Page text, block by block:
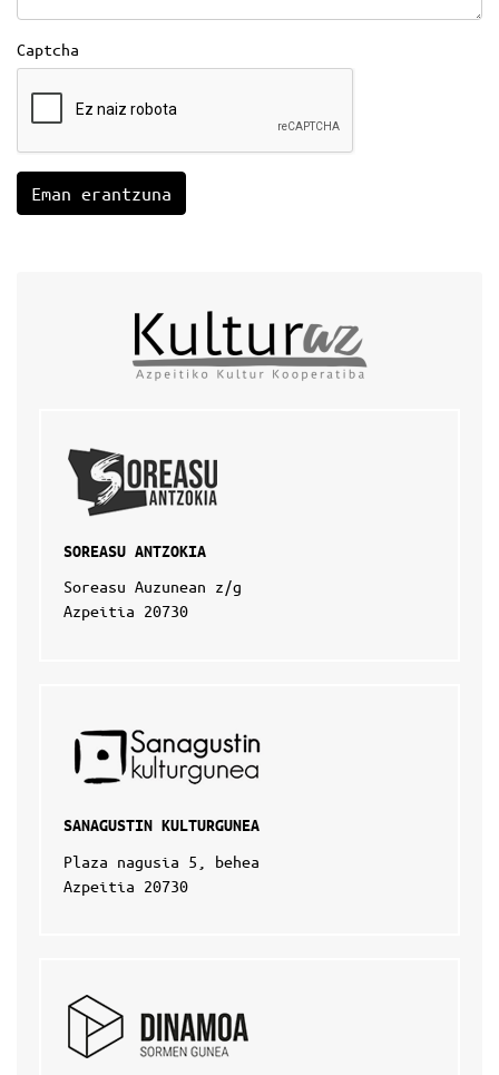
Captcha
SOREASU ANTZOKIA
Soreasu Auzunean z/g
Azpeitia 20730
SANAGUSTIN KULTURGUNEA
Plaza nagusia 5, behea
Azpeitia 20730